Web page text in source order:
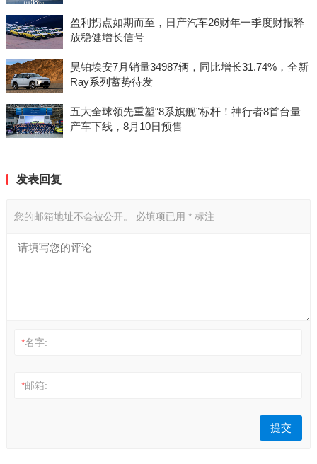
盈利拐点如期而至，日产汽车26财年一季度财报释
放稳健增长信号
昊铂埃安7月销量34987辆，同比增长31.74%，全新
Ray系列蓄势待发
五大全球领先重塑“8系旗舰”标杆！神行者8首台量
产车下线，8月10日预售
发表回复
您的邮箱地址不会被公开。 必填项已用 *标注
*名字:
*邮箱: